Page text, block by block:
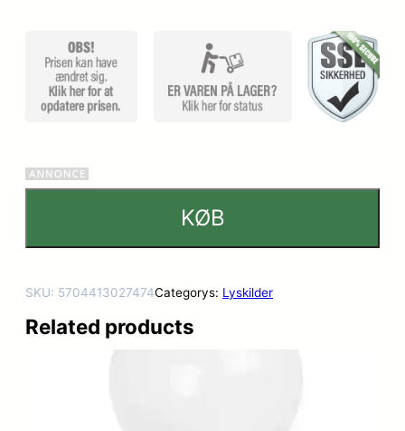
KØB
SKU: 5704413027474Categorys: Lyskilder
Related products